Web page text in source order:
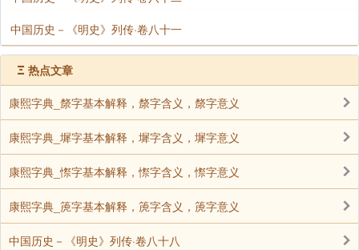
年复命转粟给张辅军。辅再出师定交阯，观皆主馈运，
不为将，故功不著。
观在广西久，威震南中，蛮人惴惴奉命。继之
者，自山云外，皆不能及。十二年九月卒，无子。宣德
二年，保定伯梁铭奏求观南京故宅。帝许之。既闻观妻
居其中，曰：“观，功臣地，虽殁，岂可夺之？”遂不
许。令有司以他宅赐铭。
山云，徐人。父青，以百户从成祖起兵，积功至
都督佥事。云貌魁梧，多智略。初袭金吾左卫指挥使。
数从出塞，有功。时幼军二十五所，隶府军前卫，掌卫
中国历史－《明史》列传·卷八十一
Ξ 热点文章
康熙字典_漦字基本解释，漦字含义，漦字意义
康熙字典_墀字基本解释，墀字含义，墀字意义
康熙字典_憏字基本解释，憏字含义，憏字意义
康熙字典_箎字基本解释，箎字含义，箎字意义
中国历史－《明史》列传·卷八十八